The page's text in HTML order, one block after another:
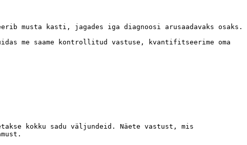
musta kasti, jagades iga diagnoosi arusaadavaks osaks.
me saame kontrollitud vastuse, kvantifitseerime oma
kokku sadu väljundeid. Näete vastust, mis